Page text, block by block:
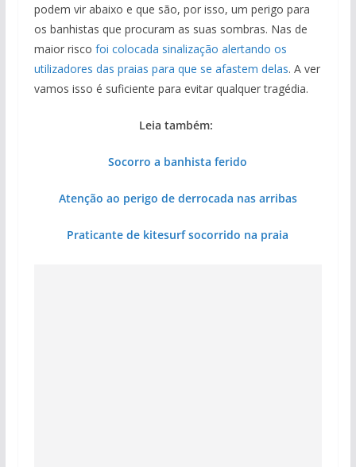
podem vir abaixo e que são, por isso, um perigo para
os banhistas que procuram as suas sombras. Nas de
maior risco foi colocada sinalização alertando os
utilizadores das praias para que se afastem delas. A ver
vamos isso é suficiente para evitar qualquer tragédia.
Leia também:
Socorro a banhista ferido
Atenção ao perigo de derrocada nas arribas
Praticante de kitesurf socorrido na praia